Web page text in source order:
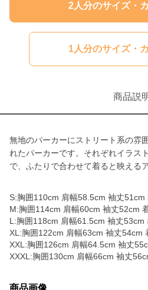
2人分のサイズ・
1人分のサイズ・
商品説
無地のパーカーにストリート系の雰
れたパーカーです。それぞれイラス
で、ふたりで合わせて着ると映える
S:胸囲110cm 肩幅58.5cm 袖丈51cm
M:胸囲114cm 肩幅60cm 袖丈52cm
L:胸囲118cm 肩幅61.5cm 袖丈53cm
XL:胸囲122cm 肩幅63cm 袖丈54cm
XXL:胸囲126cm 肩幅64.5cm 袖丈
XXXL:胸囲130cm 肩幅66cm 袖丈
商品画像